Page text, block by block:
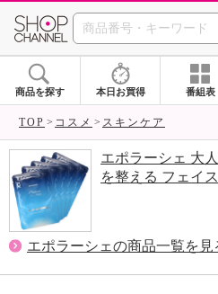
SHOP
商品を探す 本日お買得 番組表
TOP コスメ スキンケア
エポラーシェ 大
を整える フェイ
エポラーシェの商品一覧を見